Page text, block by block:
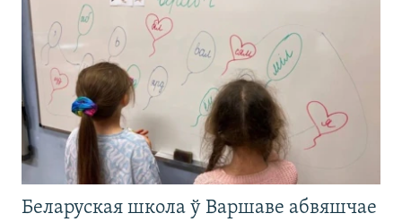
Беларуская школа ў Варшаве абвяшчае